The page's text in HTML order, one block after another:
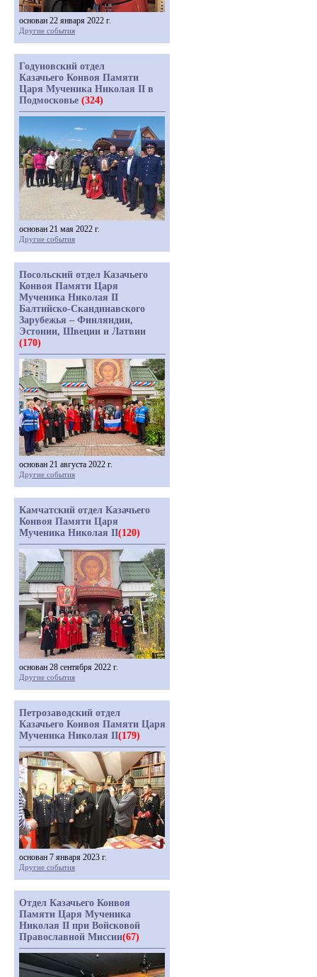
основан 22 января 2022 г.
Другие события
Годуновский отдел
Казачьего Конвоя Памяти
Царя Мученика Николая II в
Подмосковье (324)
основан 21 мая 2022 г.
Другие события
Посольский отдел Казачьего
Конвоя Памяти Царя
Мученика Николая II
Балтийско-Скандинавского
Зарубежья – Финляндии,
Эстонии, Швеции и Латвии
(170)
основан 21 августа 2022 г.
Другие события
Камчатский отдел Казачьего
Конвоя Памяти Царя
Мученика Николая II(120)
основан 28 сентября 2022 г.
Другие события
Петрозаводский отдел
Казачьего Конвоя Памяти Царя
Мученика Николая II(179)
основан 7 января 2023 г.
Другие события
Отдел Казачьего Конвоя
Памяти Царя Мученика
Николая II при Войсковой
Православной Миссии(67)